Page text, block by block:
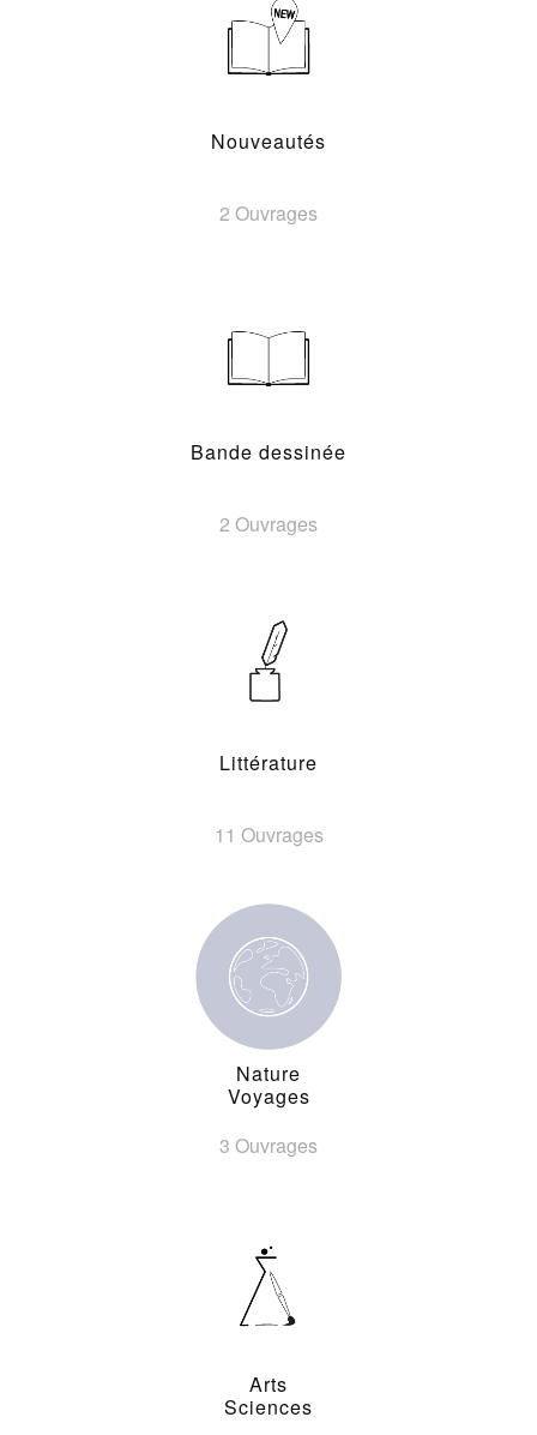
Nouveautés
2 Ouvrages
Bande dessinée
2 Ouvrages
Littérature
11 Ouvrages
Nature
Voyages
3 Ouvrages
Arts
Sciences